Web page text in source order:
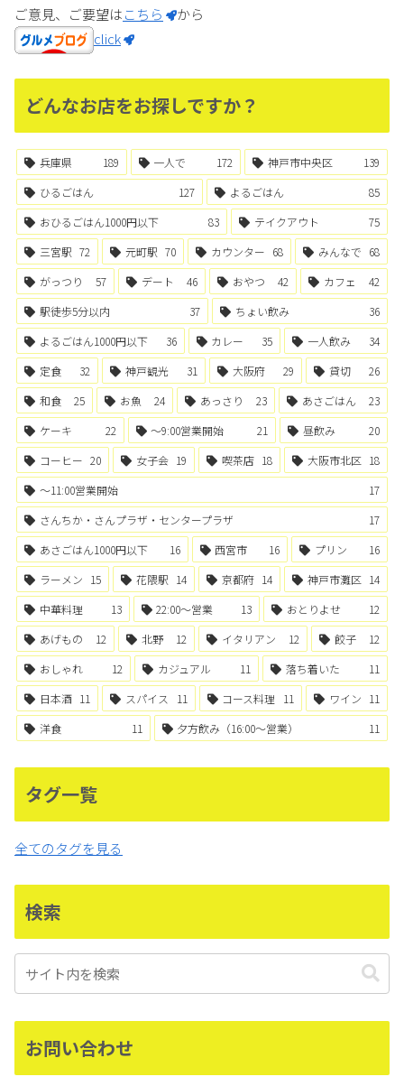
ご意見、ご要望はこちら
から
click
どんなお店をお探しですか？
兵庫県 189 一人で 172 神戸市中央区
139
ひるごはん
127 よるごはん
85
おひるごはん1000円以下
83 テイクアウト
75
三宮駅 72 元町駅 70 カウンター 68 みんなで 68
がっつり
57 デート 46 おやつ 42 カフェ
42
駅徒歩5分以内
37 ちょい飲み
36
よるごはん1000円以下
36 カレー 35 一人飲み
34
定食
32 神戸観光 31 大阪府 29 貸切
26
和食
25 お魚 24 あっさり 23 あさごはん
23
ケーキ
22 〜9:00営業開始 21 昼飲み
20
コーヒー 20 女子会 19 喫茶店 18 大阪市北区 18
〜11:00営業開始
17
さんちか・さんプラザ・センタープラザ
17
あさごはん1000円以下
16 西宮市 16 プリン
16
ラーメン 15 花隈駅 14 京都府 14 神戸市灘区 14
中華料理
13 22:00〜営業 13 おとりよせ
12
あげもの
12 北野 12 イタリアン 12 餃子
12
おしゃれ
12 カジュアル 11 落ち着いた
11
日本酒 11 スパイス 11 コース料理 11 ワイン 11
洋食
11 夕方飲み（16:00〜営業） 11
タグ一覧
全てのタグを見る
検索
お問い合わせ